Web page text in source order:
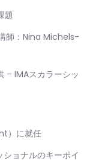
題
師：Nina Michels-
– IMAスカラーシッ
）に就任
ョナルのキーポイ